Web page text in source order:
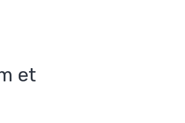
et